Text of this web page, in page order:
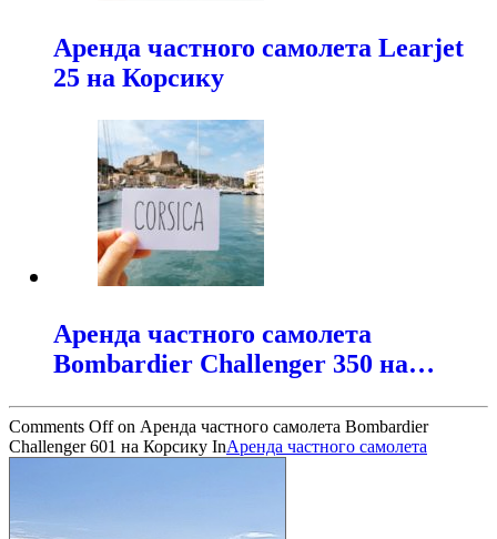
Аренда частного самолета Learjet
25 на Корсику
Аренда частного самолета
Bombardier Challenger 350 на…
Comments Offon Аренда частного самолета Bombardier
Challenger 601 на Корсику InАренда частного самолета